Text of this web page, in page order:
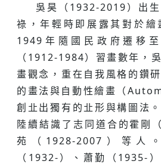
吳昊（1932-2019）出
祿，年輕時即展露其對於繪
1949年隨國民政府遷移
（1912-1984）習畫數年，
畫觀念，重在自我風格的鑽
的畫法與自動性繪畫（
創㐀出獨有的㐀形與構圖法
陸續結識了志同道合的霍剛
苑（1928-2007）等人
（1932-）、蕭勤（1935-